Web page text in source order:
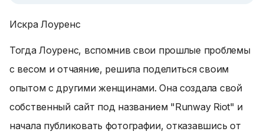
Искра Лоуренс
Тогда Лоуренс, вспомнив свои прошлые проблемы
с весом и отчаяние, решила поделиться своим
опытом с другими женщинами. Она создала свой
собственный сайт под названием "Runway Riot" и
начала публиковать фотографии, отказавшись от